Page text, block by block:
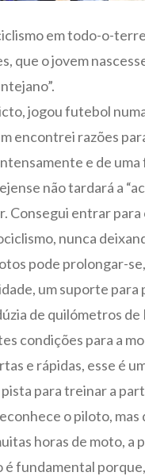
em todo-o-
que o jovem
jogou futebol
encontrei razões
e de
não tardará a
Consegui entrar
nunca
pode prolongar-
um suporte para
de quilómetros
condições para a
e rápidas, esse é
para treinar a
o piloto,
horas de moto,
fundamental